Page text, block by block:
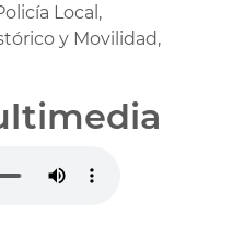
Local,
y Movilidad,